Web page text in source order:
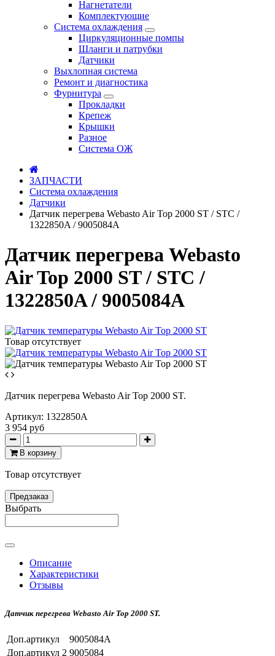
Нагнетатели
Комплектующие
Система охлаждения
Циркуляционные помпы
Шланги и патрубки
Датчики
Выхлопная система
Ремонт и диагностика
Фурнитура
Прокладки
Крепеж
Крышки
Разное
Система ОЖ
ЗАПЧАСТИ
Система охлаждения
Датчики
Датчик перегрева Webasto Air Top 2000 ST / STC /
1322850A / 9005084A
Датчик перегрева Webasto
Air Top 2000 ST / STC /
1322850A / 9005084A
Товар отсутствует
Датчик перегрева Webasto Air Top 2000 ST.
Артикул: 1322850A
3 954 руб
В корзину
Товар отсутствует
Предзаказ
Выбрать
Описание
Характеристики
Отзывы
Датчик перегрева Webasto Air Top 2000 ST.
Доп.артикул
9005084A
Доп.артикул 2 9005084